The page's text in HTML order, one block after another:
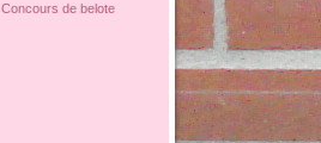
Concours de belote